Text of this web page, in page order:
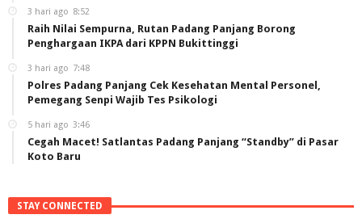
3 hari ago 8:52
Raih Nilai Sempurna, Rutan Padang Panjang Borong
Penghargaan IKPA dari KPPN Bukittinggi
3 hari ago 7:48
Polres Padang Panjang Cek Kesehatan Mental Personel,
Pemegang Senpi Wajib Tes Psikologi
5 hari ago 3:46
Cegah Macet! Satlantas Padang Panjang “Standby” di Pasar
Koto Baru
STAY CONNECTED